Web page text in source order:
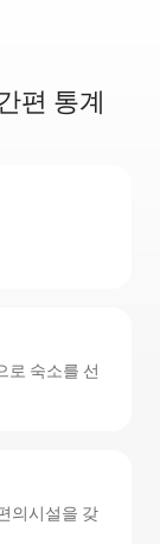
편 통계
로 숙소를 선
의시설을 갖